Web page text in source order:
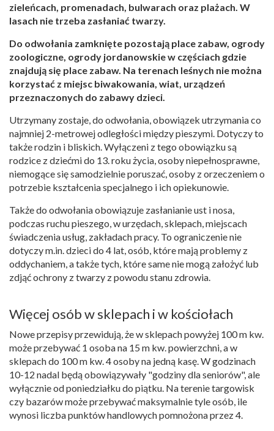
zieleńcach, promenadach, bulwarach oraz plażach. W
lasach nie trzeba zasłaniać twarzy.
Do odwołania zamknięte pozostają place zabaw, ogrody
zoologiczne, ogrody jordanowskie w częściach gdzie
znajdują się place zabaw. Na terenach leśnych nie można
korzystać z miejsc biwakowania, wiat, urządzeń
przeznaczonych do zabawy dzieci.
Utrzymany zostaje, do odwołania, obowiązek utrzymania co
najmniej 2-metrowej odległości między pieszymi. Dotyczy to
także rodzin i bliskich. Wyłączeni z tego obowiązku są
rodzice z dziećmi do 13. roku życia, osoby niepełnosprawne,
niemogące się samodzielnie poruszać, osoby z orzeczeniem o
potrzebie kształcenia specjalnego i ich opiekunowie.
Także do odwołania obowiązuje zasłanianie ust i nosa,
podczas ruchu pieszego, w urzędach, sklepach, miejscach
świadczenia usług, zakładach pracy. To ograniczenie nie
dotyczy m.in. dzieci do 4 lat, osób, które mają problemy z
oddychaniem, a także tych, które same nie mogą założyć lub
zdjąć ochrony z twarzy z powodu stanu zdrowia.
Więcej osób w sklepach i w kościołach
Nowe przepisy przewidują, że w sklepach powyżej 100 m kw.
może przebywać 1 osoba na 15 m kw. powierzchni, a w
sklepach do 100 m kw. 4 osoby na jedną kasę. W godzinach
10-12 nadal będą obowiązywały "godziny dla seniorów", ale
wyłącznie od poniedziałku do piątku. Na terenie targowisk
czy bazarów może przebywać maksymalnie tyle osób, ile
wynosi liczba punktów handlowych pomnożona przez 4.